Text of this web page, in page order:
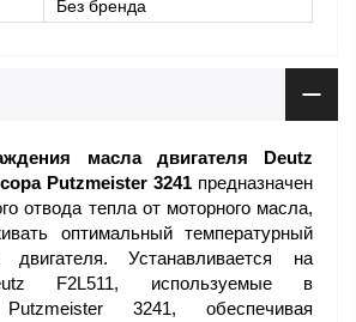
Без бренда
масла двигателя Deutz
Putzmeister 3241 предназначен
отвода тепла от моторного масла,
оптимальный температурный
Устанавливается на
F2L511, используемые в
Putzmeister 3241, обеспечивая